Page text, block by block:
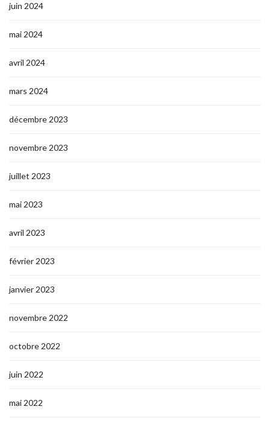
juin 2024
mai 2024
avril 2024
mars 2024
décembre 2023
novembre 2023
juillet 2023
mai 2023
avril 2023
février 2023
janvier 2023
novembre 2022
octobre 2022
juin 2022
mai 2022